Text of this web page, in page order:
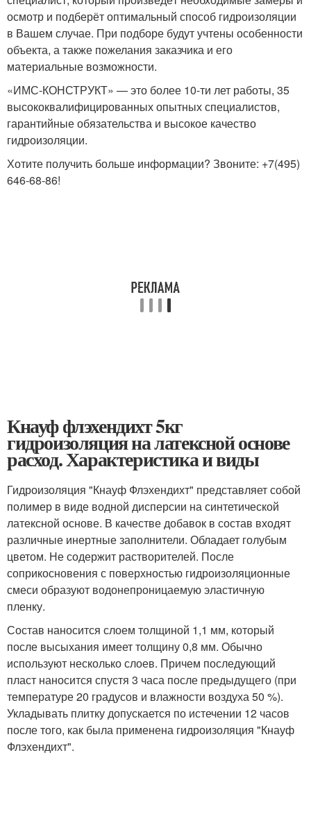
осмотр и подберёт оптимальный способ гидроизоляции
в Вашем случае. При подборе будут учтены особенности
объекта, а также пожелания заказчика и его
материальные возможности.
«ИМС-КОНСТРУКТ» — это более 10-ти лет работы, 35
высококвалифицированных опытных специалистов,
гарантийные обязательства и высокое качество
гидроизоляции.
Хотите получить больше информации? Звоните: +7(495)
646-68-86!
Кнауф флэхендихт 5кг
гидроизоляция на латексной основе
расход. Характеристика и виды
Гидроизоляция "Кнауф Флэхендихт" представляет собой
полимер в виде водной дисперсии на синтетической
латексной основе. В качестве добавок в состав входят
различные инертные заполнители. Обладает голубым
цветом. Не содержит растворителей. После
соприкосновения с поверхностью гидроизоляционные
смеси образуют водонепроницаемую эластичную
пленку.
Состав наносится слоем толщиной 1,1 мм, который
после высыхания имеет толщину 0,8 мм. Обычно
используют несколько слоев. Причем последующий
пласт наносится спустя 3 часа после предыдущего (при
температуре 20 градусов и влажности воздуха 50 %).
Укладывать плитку допускается по истечении 12 часов
после того, как была применена гидроизоляция "Кнауф
Флэхендихт".